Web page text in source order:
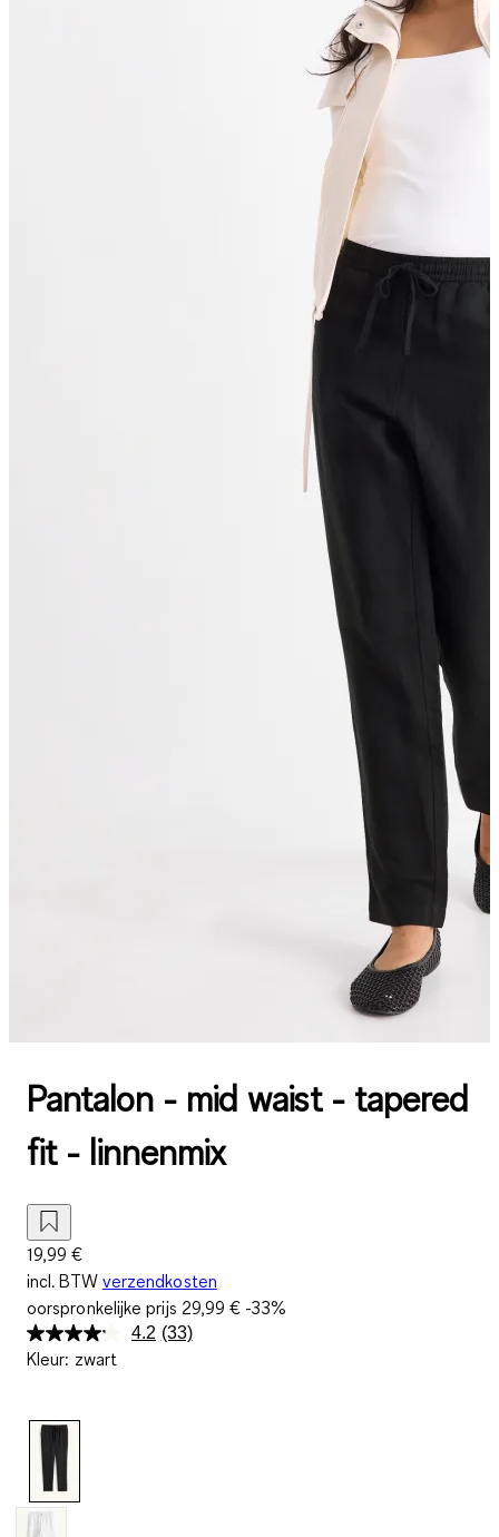
Pantalon - mid waist - tapered
fit - linnenmix
19,99 €
incl. BTW verzendkosten
oorspronkelijke prijs 29,99 € -33%
4.2 Lees
(33)
Kleur: zwart